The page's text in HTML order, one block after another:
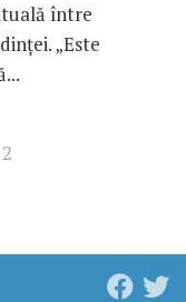
între
„Este